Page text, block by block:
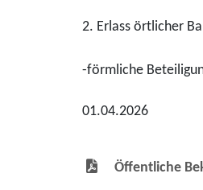
2. Erlass örtlicher
-förmliche
01.04.2026
Öffentliche